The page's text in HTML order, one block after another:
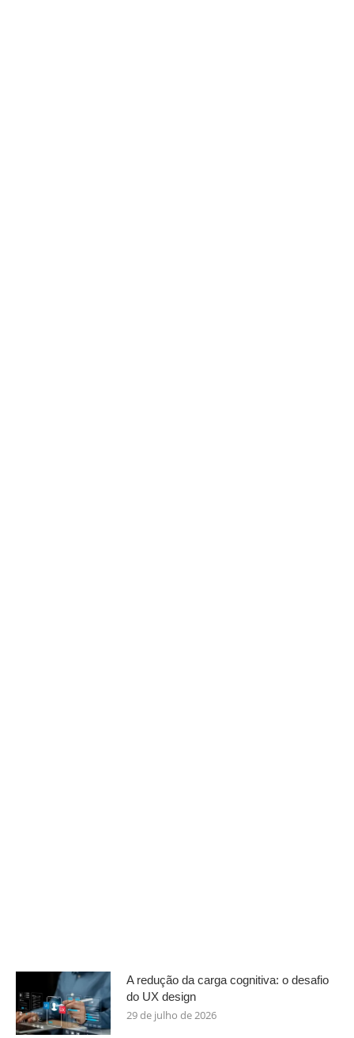
A redução da carga cognitiva: o desafio
do UX design
29 de julho de 2026